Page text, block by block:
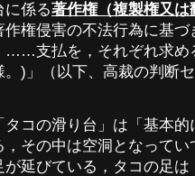
に係る著作権（複製権又
作権侵害の不法行為に基づ
……支払を，それぞれ求め
)」（以下、高裁の判断
タコの滑り台」は「基本
その中は空洞となって
が延びている，タコの足